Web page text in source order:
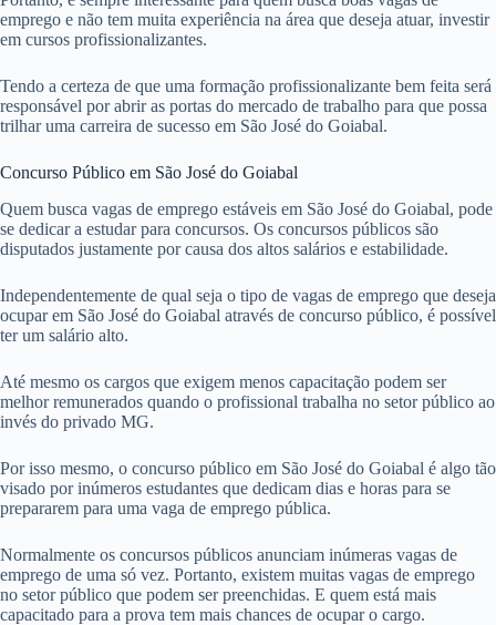
emprego e não tem muita experiência na área que deseja atuar, investir
em cursos profissionalizantes.
Tendo a certeza de que uma formação profissionalizante bem feita será
responsável por abrir as portas do mercado de trabalho para que possa
trilhar uma carreira de sucesso em São José do Goiabal.
Concurso Público em São José do Goiabal
Quem busca vagas de emprego estáveis em São José do Goiabal, pode
se dedicar a estudar para concursos. Os concursos públicos são
disputados justamente por causa dos altos salários e estabilidade.
Independentemente de qual seja o tipo de vagas de emprego que deseja
ocupar em São José do Goiabal através de concurso público, é possível
ter um salário alto.
Até mesmo os cargos que exigem menos capacitação podem ser
melhor remunerados quando o profissional trabalha no setor público ao
invés do privado MG.
Por isso mesmo, o concurso público em São José do Goiabal é algo tão
visado por inúmeros estudantes que dedicam dias e horas para se
prepararem para uma vaga de emprego pública.
Normalmente os concursos públicos anunciam inúmeras vagas de
emprego de uma só vez. Portanto, existem muitas vagas de emprego
no setor público que podem ser preenchidas. E quem está mais
capacitado para a prova tem mais chances de ocupar o cargo.